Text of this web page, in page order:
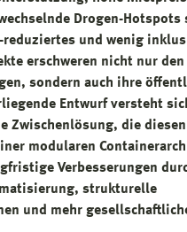
Drogen-Hotspots
und wenig
erschweren nicht nur
sondern auch ihre
Entwurf versteht
Zwischenlösung, die diesen
modularen
Verbesserungen
strukturelle
und mehr